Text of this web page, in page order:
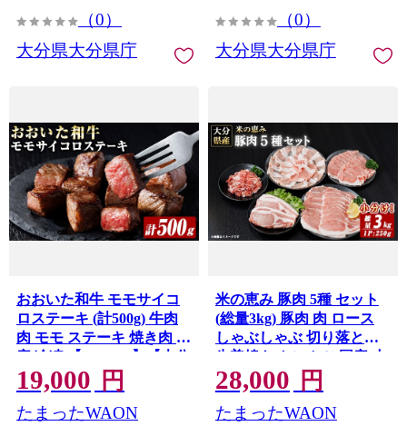
（0）
大分県大分県庁
（0）
大分県大分県庁
おおいた和牛 モモサイコ
ロステーキ (計500g) 牛肉
肉 モモ ステーキ 焼き肉 国
産 冷凍 【optk009】【大分
県畜産公社】
19,000 円
たまったWAON
米の恵み 豚肉 5種 セット
(総量3kg) 豚肉 肉 ロース
しゃぶしゃぶ 切り落とし
生姜焼き トンカツ 国産 小
分け 【optk008】【大分県
畜産公社】
28,000 円
たまったWAON